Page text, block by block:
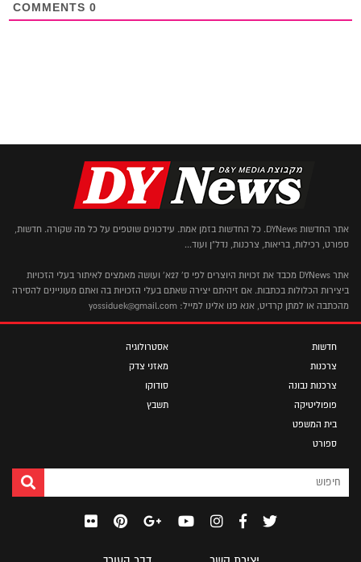
0
אתר החדשות DYNews. כל החדשות בזמן אמת. עידכונים שוטפים על כל מה שקורה. חדשות,
ספורט, רכילות, בריאות, צרכנות, נדל"ן ועוד...
אתר DYNews מכבד את זכויות היוצרים לפי ס' 27א' ועושה מאמצים לאיתור בעלי הזכויות
ביצירות הכלולות בכתבות. אם זיהיתם יצירה שאתם בעלי הזכויות בה ואתם מעוניינים להסירה
מהכתבה או למתן קרדיט, אנא פנו אלינו למייל: yossiduek@gmail.com
חדשות
צרכנות
צרכנות נבונה
פופוליטיקה
בית המשפט
ספורט
אסטרולוגיה
מאזני צדק
סודוקו
תשבץ